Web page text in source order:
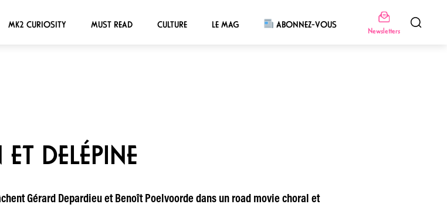
MK2 CURIOSITY MUST READ CULTURE LE MAG ABONNEZ-VOUS
Newsletters
DELÉPINE
Gérard Depardieu et Benoît Poelvoorde dans un road movie choral et